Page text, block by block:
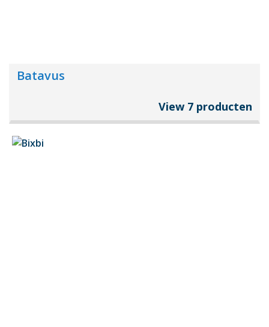
Batavus
View 7 producten